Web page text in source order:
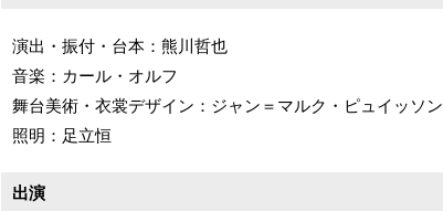
演出・振付・台本：熊川哲也
音楽：カール・オルフ
舞台美術・衣裳デザイン：ジャン＝マルク・ピュイッソン
照明：足立恒
出演